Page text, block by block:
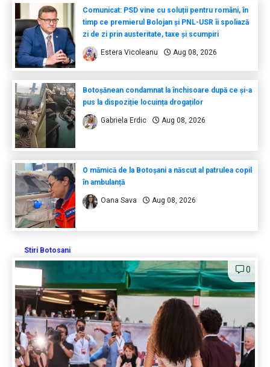
Comunicat: PSD vine cu soluții pentru români, în
timp ce premierul Bolojan și PNL-USR îi spoliază
zi de zi prin austeritate, taxe și scumpiri
Estera Vicoleanu Aug 08, 2026
Botoșănean condamnat la închisoare după ce și-a
pus la dispoziție locuința drogaților
Gabriela Erdic Aug 08, 2026
O mămică de la Botoșani a născut al patrulea copil
în ambulanță
Oana Sava Aug 08, 2026
Stiri Botosani
0